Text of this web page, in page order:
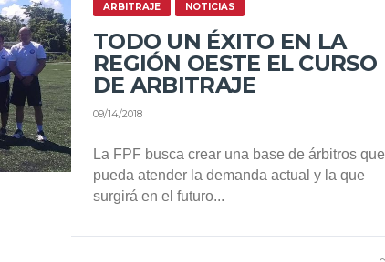
ARBITRAJE NOTICIAS
TODO UN ÉXITO EN LA
REGIÓN OESTE EL CURSO
DE ARBITRAJE
09/14/2018
La FPF busca crear una base de árbitros que
pueda atender la demanda actual y la que
surgirá en el futuro...